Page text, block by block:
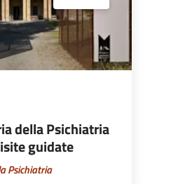
della Psichiatria
guidate
Psichiatria